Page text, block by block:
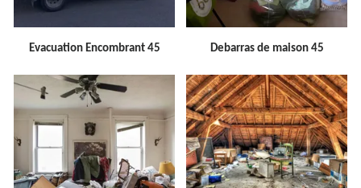
Evacuation Encombrant 45 Debarras de maison 45